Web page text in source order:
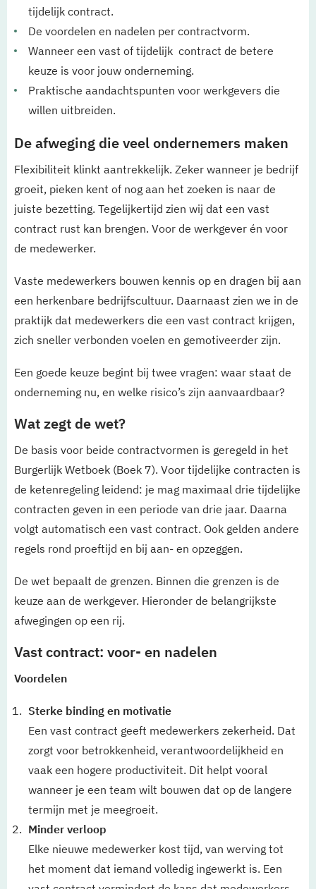
tijdelijk contract.
De voordelen en nadelen per contractvorm.
Wanneer een vast of tijdelijk contract de betere
keuze is voor jouw onderneming.
Praktische aandachtspunten voor werkgevers die
willen uitbreiden.
De afweging die veel ondernemers maken
Flexibiliteit klinkt aantrekkelijk. Zeker wanneer je bedrijf
groeit, pieken kent of nog aan het zoeken is naar de
juiste bezetting. Tegelijkertijd zien wij dat een vast
contract rust kan brengen. Voor de werkgever én voor
de medewerker.
Vaste medewerkers bouwen kennis op en dragen bij aan
een herkenbare bedrijfscultuur. Daarnaast zien we in de
praktijk dat medewerkers die een vast contract krijgen,
zich sneller verbonden voelen en gemotiveerder zijn.
Een goede keuze begint bij twee vragen: waar staat de
onderneming nu, en welke risico’s zijn aanvaardbaar?
Wat zegt de wet?
De basis voor beide contractvormen is geregeld in het
Burgerlijk Wetboek (Boek 7). Voor tijdelijke contracten is
de ketenregeling leidend: je mag maximaal drie tijdelijke
contracten geven in een periode van drie jaar. Daarna
volgt automatisch een vast contract. Ook gelden andere
regels rond proeftijd en bij aan- en opzeggen.
De wet bepaalt de grenzen. Binnen die grenzen is de
keuze aan de werkgever. Hieronder de belangrijkste
afwegingen op een rij.
Vast contract: voor- en nadelen
Voordelen
Sterke binding en motivatie
Een vast contract geeft medewerkers zekerheid. Dat
zorgt voor betrokkenheid, verantwoordelijkheid en
vaak een hogere productiviteit. Dit helpt vooral
wanneer je een team wilt bouwen dat op de langere
termijn met je meegroeit.
Minder verloop
Elke nieuwe medewerker kost tijd, van werving tot
het moment dat iemand volledig ingewerkt is. Een